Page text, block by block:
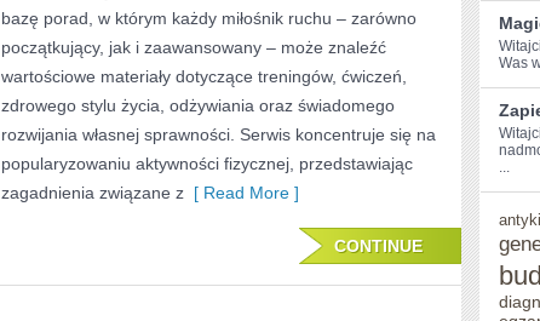
bazę porad, w którym każdy miłośnik ruchu – zarówno
początkujący, jak i zaawansowany – może znaleźć
wartościowe materiały dotyczące treningów, ćwiczeń,
zdrowego stylu życia, odżywiania oraz świadomego
rozwijania własnej sprawności. Serwis koncentruje się na
popularyzowaniu aktywności fizycznej, przedstawiając
zagadnienia związane z [ Read More ]
CONTINUE
Was
...
antyki